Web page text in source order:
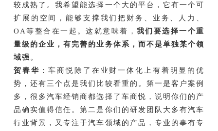
较成熟了。我希望能选择一个大的平台，它有一个可
扩展的空间，能够支撑我们把财务、业务、人力、
OA等整合在一起。这就意味着，我们要选择一个重
量级的企业，有完善的业务体系，而不是单独某个领
域强 。
贺春华 ：车商悦除了在业财一体化上有着明显的优
势，还有三个点是我们比较看重的。第一是客户案例
多，很多汽车经销商都选择了车商悦，说明你们的产
品确实值得信任。第二是你们的研发团队大多有汽车
行业背景，又专注于汽车领域的产品，专业的事有专